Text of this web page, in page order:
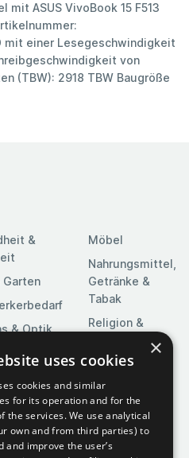
mit ASUS VivoBook 15 F513
mit einer Lesegeschwindigkeit
von
(TBW): 2918 TBW Baugröße
&
Garten
& Optik
Möbel
Nahrungsmittel,
Getränke &
Tabak
Religion &
Feierlichkeiten
Software
Spielzeuge &
Spiele
Sportartikel
×
uses cookies
cookies and similar
for its operation and for the
the services. We use analytical
own and from third parties) to
and improve the user’s